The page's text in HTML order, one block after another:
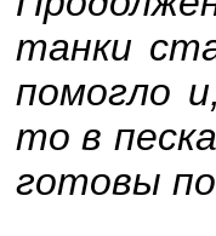
танки
помогло
то в
готовы